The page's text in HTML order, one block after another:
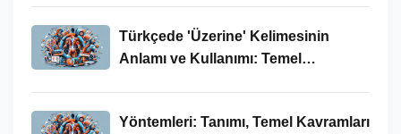
Türkçede 'Üzerine' Kelimesinin
Anlamı ve Kullanımı: Temel
Yöntemleri: Tanımı, Temel Kavramları